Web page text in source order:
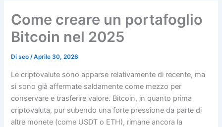
Come creare un portafoglio
Bitcoin nel 2025
Diseo/Aprile 30, 2026
Le criptovalute sono apparse relativamente di recente, ma
si sono già affermate saldamente come mezzo per
conservare e trasferire valore. Bitcoin, in quanto prima
criptovaluta, pur subendo una forte pressione da parte di
altre monete (come USDT o ETH), rimane ancora la